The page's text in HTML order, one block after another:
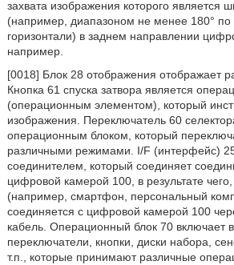
захвата изображения которого является
(например, диапазоном не менее 180° по
горизонтали) в заднем направлении
например.
[0018] Блок 28 отображения отображает
Кнопка 61 спуска затвора является
(операционным элементом), который
изображения. Переключатель 60
операционным блоком, который
различными режимами. I/F (интерфейс)
соединителем, который соединяет
цифровой камерой 100, в результате
(например, смартфон, персональный
соединяется с цифровой камерой 100
кабель. Операционный блок 70 включает
переключатели, кнопки, диски набора,
т.п., которые принимают различные